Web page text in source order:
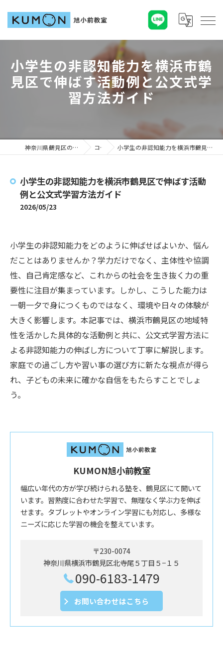
小学生の非認知能力を横浜市鶴
見区で伸ばす活動例と公文式学
習方法ガイド
神奈川県鶴見区の塾ならKUMON旭小前教室 コラム 小学生の非認知能力を横浜市鶴見区で伸ばす活動例と公文式学習方法ガイド
小学生の非認知能力を横浜市鶴見区で伸ばす活動
例と公文式学習方法ガイド
2026/05/23
小学生の非認知能力をどのように伸ばせばよいか、悩ん
だことはありませんか？学力だけでなく、主体性や協調
性、自己肯定感など、これからの社会を生き抜く力の重
要性に注目が集まっています。しかし、こうした能力は
一朝一夕で身につくものではなく、環境や日々の体験が
大きく影響します。本記事では、横浜市鶴見区の地域特
性を活かした具体的な活動例と共に、公文式学習方法に
よる非認知能力の伸ばし方について丁寧に解説します。
家庭での過ごし方や習い事の選び方に新たな視点が得ら
れ、子どもの未来に確かな自信をもたらすことでしょ
う。
KUMON旭小前教室
幅広い年代の方が学び続けられる塾を、鶴見区にて開いて
います。習熟度に合わせた学習で、無理なく学ぶ力を伸ば
せます。タブレットやオンライン学習にも対応し、多様な
ニーズに応じた学習の機会を整えています。
〒230-0074
神奈川県横浜市鶴見区北寺尾５丁目５−１５
090-6183-1479
お問い合わせはこちら